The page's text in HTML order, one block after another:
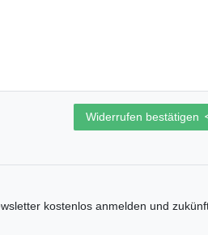
Widerrufen bestätigen
kostenlos anmelden und